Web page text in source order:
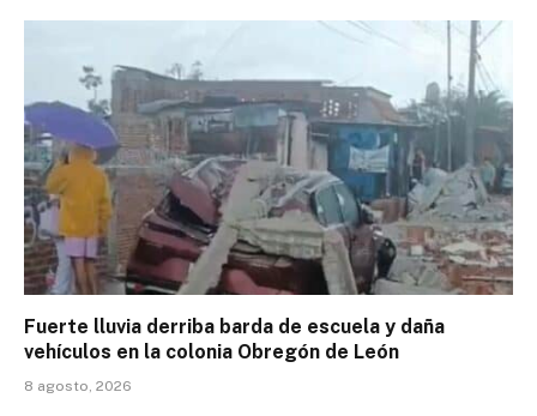
Fuerte lluvia derriba barda de escuela y daña
vehículos en la colonia Obregón de León
8 agosto, 2026